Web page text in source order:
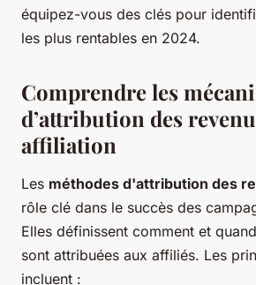
équipez-vous des clés pour
les plus rentables en 2024.
Comprendre les
d’attribution des
affiliation
Les méthodes d'attribution des
rôle clé dans le succès des
Elles définissent comment et
sont attribuées aux affiliés. Les
incluent :